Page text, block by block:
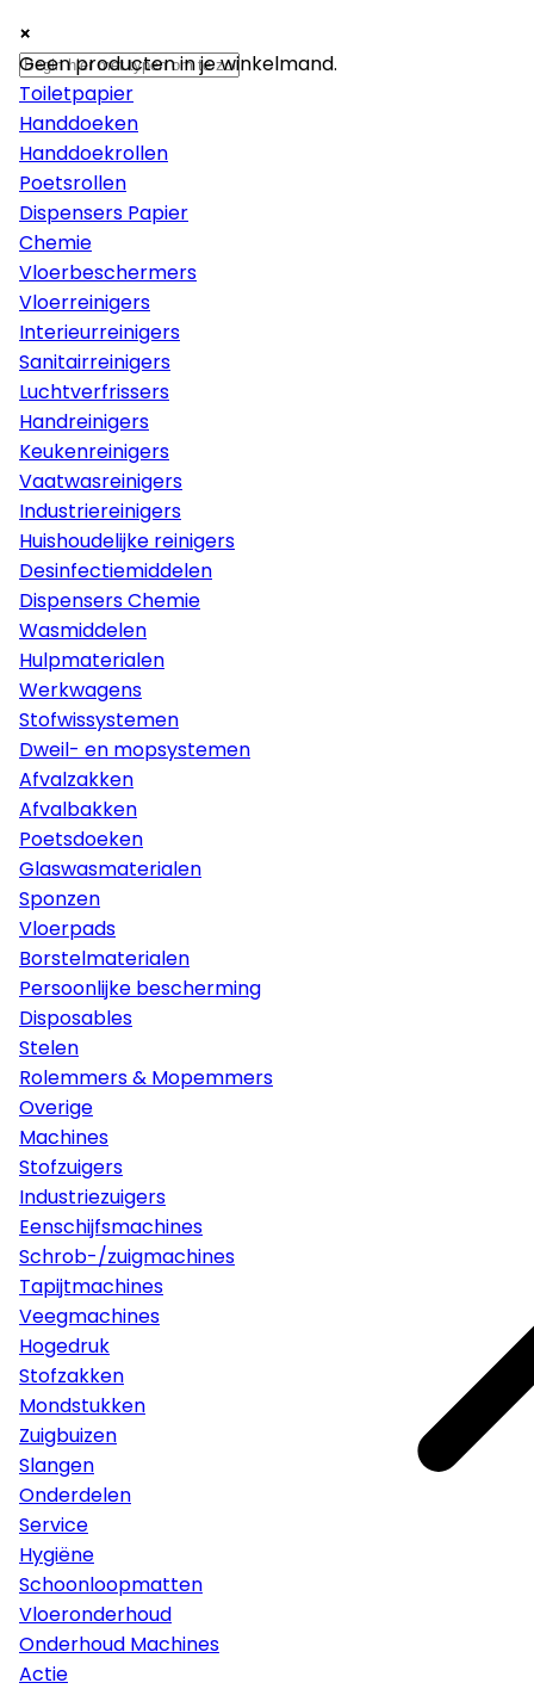
×
Papier
Toiletpapier
Handdoeken
Handdoekrollen
Poetsrollen
Dispensers Papier
Chemie
Vloerbeschermers
Vloerreinigers
Interieurreinigers
Sanitairreinigers
Luchtverfrissers
Handreinigers
Keukenreinigers
Vaatwasreinigers
Industriereinigers
Huishoudelijke reinigers
Desinfectiemiddelen
Dispensers Chemie
Wasmiddelen
Hulpmaterialen
Werkwagens
Stofwissystemen
Dweil- en mopsystemen
Afvalzakken
Afvalbakken
Poetsdoeken
Glaswasmaterialen
Sponzen
Vloerpads
Borstelmaterialen
Persoonlijke bescherming
Disposables
Stelen
Rolemmers & Mopemmers
Overige
Machines
Stofzuigers
Industriezuigers
Eenschijfsmachines
Schrob-/zuigmachines
Tapijtmachines
Veegmachines
Hogedruk
Stofzakken
Mondstukken
Zuigbuizen
Slangen
Onderdelen
Service
Hygiëne
Schoonloopmatten
Vloeronderhoud
Onderhoud Machines
Actie
×
×
Geen producten in je winkelmand.